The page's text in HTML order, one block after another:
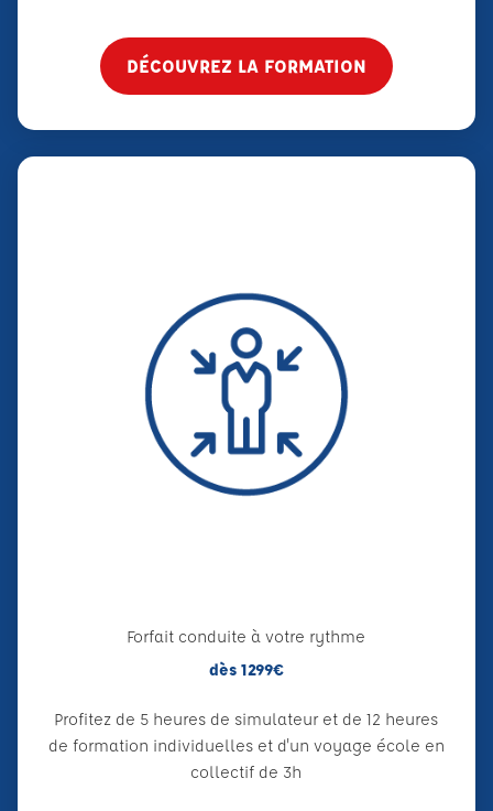
DÉCOUVREZ LA FORMATION
Forfait conduite à votre rythme
dès 1299€
Profitez de 5 heures de simulateur et de 12 heures
de formation individuelles et d'un voyage école en
collectif de 3h